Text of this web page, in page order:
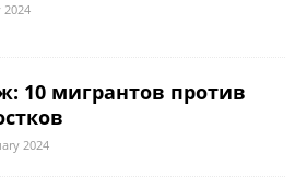
2024
10 мигрантов против
2024